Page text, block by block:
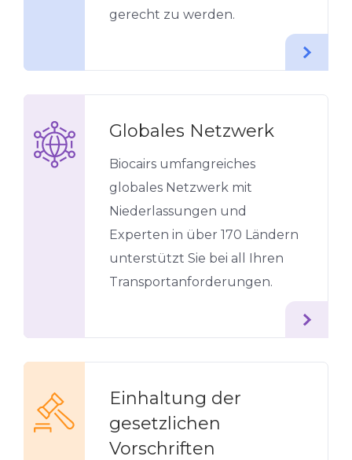
gerecht zu werden.
Globales Netzwerk
Biocairs umfangreiches
globales Netzwerk mit
Niederlassungen und
Experten in über 170 Ländern
unterstützt Sie bei all Ihren
Transportanforderungen.
Einhaltung der
gesetzlichen
Vorschriften